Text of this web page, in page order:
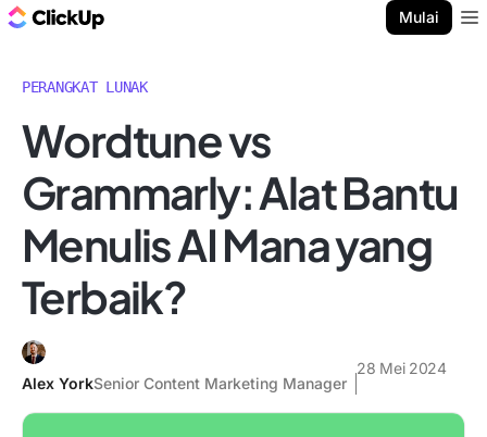
Mulai
PERANGKAT LUNAK
Wordtune vs
Grammarly: Alat Bantu
Menulis AI Mana yang
Terbaik?
Alex YorkSenior Content Marketing Manager
28 Mei 2024